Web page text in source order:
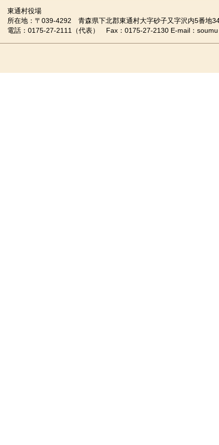
東通村役場
所在地：〒039-4292 青森県下北郡東通村大字砂子又字沢内5番地
電話：0175-27-2111（代表） Fax：0175-27-2130 E-mail：